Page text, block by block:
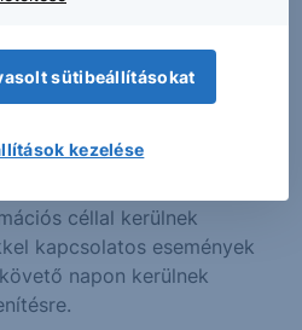
az "Árjegyzői eladási ár"
utolsó kereskedési nap
oldalon közölt alaptermék
céllal kerülnek
kapcsolatos események
napon kerülnek
sütibeállításokat
kezelése